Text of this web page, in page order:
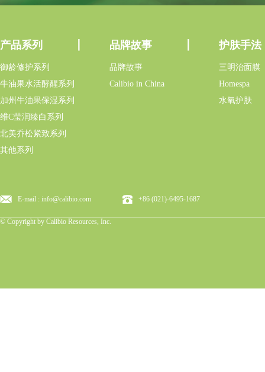
产品系列
御龄修护系列
牛油果水活酵醒系列
加州牛油果保湿系列
维C莹润臻白系列
北美乔松紧致系列
其他系列
品牌故事
品牌故事
Calibio in China
护肤手法
三明治面膜
Homespa
水氧护肤
E-mail : info@calibio.com +86 (021)-6495-1687
© Copyright by Calibio Resources, Inc.